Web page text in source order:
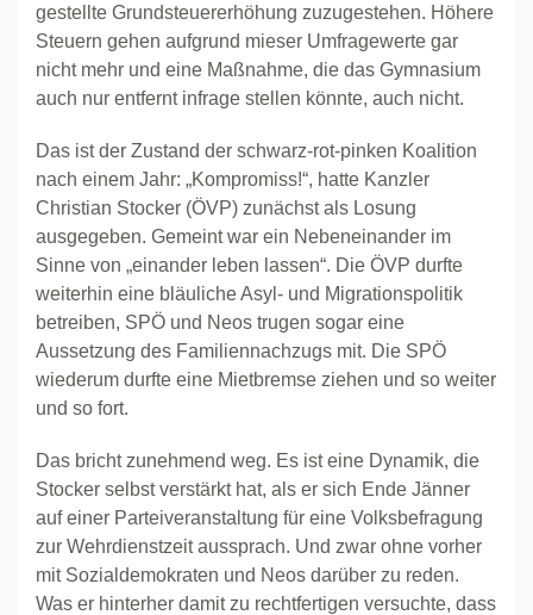
gestellte Grundsteuererhöhung zuzugestehen. Höhere
Steuern gehen aufgrund mieser Umfragewerte gar
nicht mehr und eine Maßnahme, die das Gymnasium
auch nur entfernt infrage stellen könnte, auch nicht.
Das ist der Zustand der schwarz-rot-pinken Koalition
nach einem Jahr: „Kompromiss!“, hatte Kanzler
Christian Stocker (ÖVP) zunächst als Losung
ausgegeben. Gemeint war ein Nebeneinander im
Sinne von „einander leben lassen“. Die ÖVP durfte
weiterhin eine bläuliche Asyl- und Migrationspolitik
betreiben, SPÖ und Neos trugen sogar eine
Aussetzung des Familiennachzugs mit. Die SPÖ
wiederum durfte eine Mietbremse ziehen und so weiter
und so fort.
Das bricht zunehmend weg. Es ist eine Dynamik, die
Stocker selbst verstärkt hat, als er sich Ende Jänner
auf einer Parteiveranstaltung für eine Volksbefragung
zur Wehrdienstzeit aussprach. Und zwar ohne vorher
mit Sozialdemokraten und Neos darüber zu reden.
Was er hinterher damit zu rechtfertigen versuchte, dass